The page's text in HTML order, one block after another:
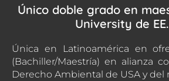
Único doble grado en
University de
Única en Latinoamérica en
(Bachiller/Maestría) en alianza
Derecho Ambiental de USA y del